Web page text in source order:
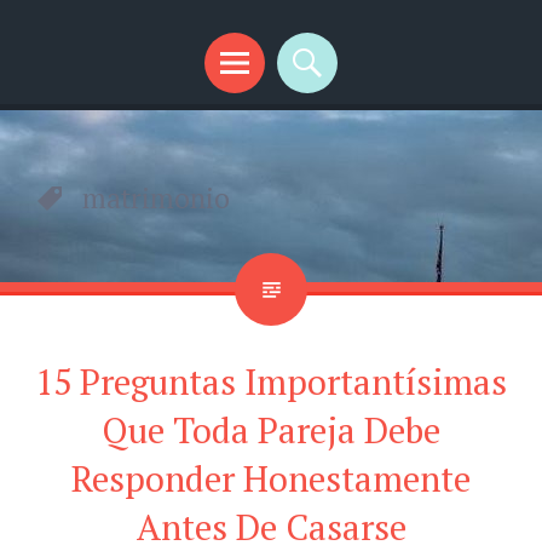
El Camino de las Mentes Brillantes
Menú
Buscar
matrimonio
15 Preguntas Importantísimas
Que Toda Pareja Debe
Responder Honestamente
Antes De Casarse